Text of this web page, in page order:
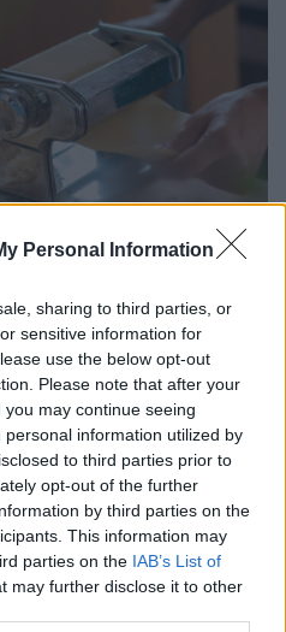
Personal Information
sharing to third parties, or
sensitive information for
use the below opt-out
Please note that after your
may continue seeing
information utilized by
to third parties prior to
opt-out of the further
by third parties on the
This information may
parties on the IAB’s List of
may further disclose it to other
több olyan tésztaformát
el, amit a két kezemmel,
megtalálható
tésztagyúrással telt évek
eszközzé vált a:
spatula- amennyiben a
a tésztát, használom az
a letapadt tészta
vágásához, formázásához
is kíváló segítség